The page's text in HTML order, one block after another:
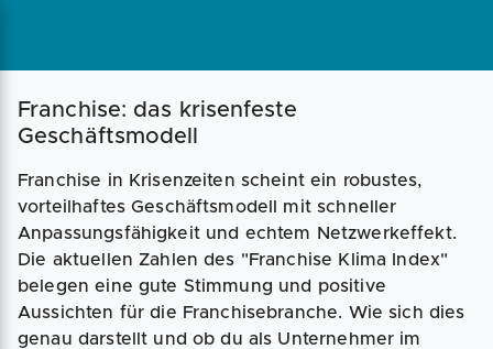
Magazin Businessplan Fördermittel
Franchise: das krisenfeste
Geschäftsmodell
Franchise in Krisenzeiten scheint ein robustes,
vorteilhaftes Geschäftsmodell mit schneller
Anpassungsfähigkeit und echtem Netzwerkeffekt.
Die aktuellen Zahlen des "Franchise Klima Index"
belegen eine gute Stimmung und positive
Aussichten für die Franchisebranche. Wie sich dies
genau darstellt und ob du als Unternehmer im